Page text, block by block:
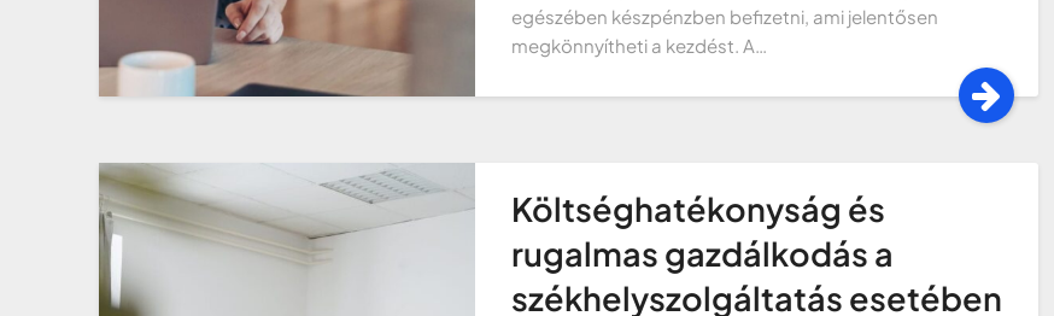
egészében készpénzben befizetni, ami jelentősen
megkönnyítheti a kezdést. A…
Költséghatékonyság és
rugalmas gazdálkodás a
székhelyszolgáltatás esetében